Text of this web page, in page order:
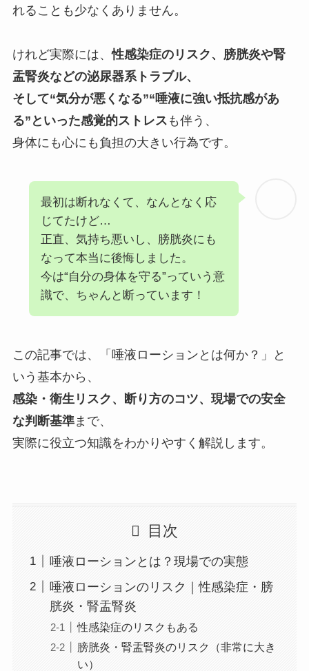
れることも少なくありません。
けれど実際には、性感染症のリスク、膀胱炎や腎
盂腎炎などの泌尿器系トラブル、
そして“気分が悪くなる”“唾液に強い抵抗感があ
る”といった感覚的ストレス も伴う、
身体にも心にも負担の大きい行為です。
最初は断れなくて、なんとなく応
じてたけど…
正直、気持ち悪いし、膀胱炎にも
なって本当に後悔しました。
今は“自分の身体を守る”っていう意
識で、ちゃんと断っています！
この記事では、「唾液ローションとは何か？」と
いう基本から、
感染・衛生リスク、断り方のコツ、現場での安全
な判断基準まで、
実際に役立つ知識をわかりやすく解説します。
目次
唾液ローションとは？現場での実態
唾液ローションのリスク｜性感染症・膀
胱炎・腎盂腎炎
性感染症のリスクもある
膀胱炎・腎盂腎炎のリスク（非常に大き
い）